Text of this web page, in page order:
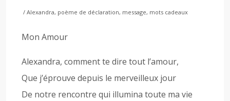
/ Alexandra, poème de déclaration, message, mots cadeaux
Mon Amour
Alexandra, comment te dire tout l’amour,
Que j’éprouve depuis le merveilleux jour
De notre rencontre qui illumina toute ma vie